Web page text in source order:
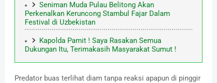
Seniman Muda Pulau Belitong Akan
Perkenalkan Keruncong Stambul Fajar Dalam
Festival di Uzbekistan
Kapolda Pamit ! Saya Rasakan Semua
Dukungan Itu, Terimakasih Masyarakat Sumut !
Predator buas terlihat diam tanpa reaksi apapun di pinggir